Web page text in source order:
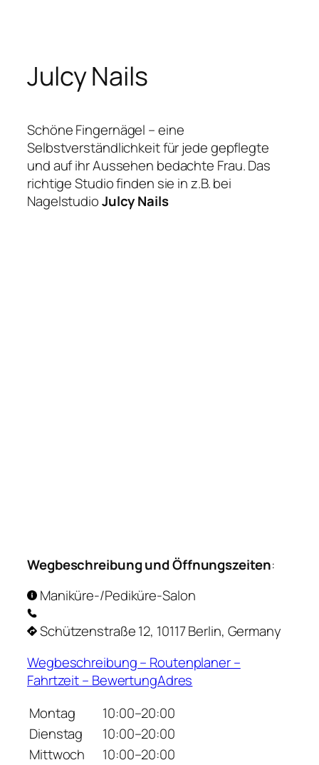
springen
Julcy Nails
Schöne Fingernägel – eine
Selbstverständlichkeit für jede gepflegte
und auf ihr Aussehen bedachte Frau. Das
richtige Studio finden sie in z.B. bei
NagelstudioJulcy Nails
Wegbeschreibung und Öffnungszeiten:
Maniküre-/Pediküre-Salon
Schützenstraße 12, 10117 Berlin, Germany
Wegbeschreibung – Routenplaner –
Fahrtzeit – BewertungAdres
Montag
10:00–20:00
Dienstag
10:00–20:00
Mittwoch
10:00–20:00